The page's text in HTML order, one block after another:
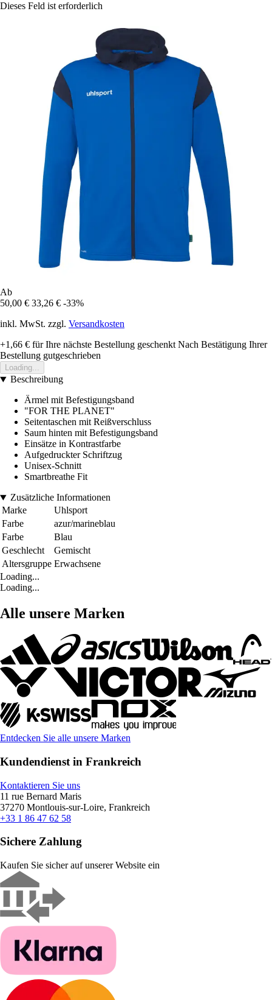
Dieses Feld ist erforderlich
Ab
50,00 € 33,26 € -33%
inkl. MwSt. zzgl. Versandkosten
+1,66 € für Ihre nächste Bestellung geschenkt Nach Bestätigung Ihrer
Bestellung gutgeschrieben
Loading...
Beschreibung
Ärmel mit Befestigungsband
"FOR THE PLANET"
Seitentaschen mit Reißverschluss
Saum hinten mit Befestigungsband
Einsätze in Kontrastfarbe
Aufgedruckter Schriftzug
Unisex-Schnitt
Smartbreathe Fit
Zusätzliche Informationen
Marke
Uhlsport
Farbe
azur/marineblau
Farbe
Blau
Geschlecht
Gemischt
Altersgruppe Erwachsene
Loading...
Loading...
Alle unsere Marken
Entdecken Sie alle unsere Marken
Kundendienst in Frankreich
Kontaktieren Sie uns
11 rue Bernard Maris
37270 Montlouis-sur-Loire, Frankreich
+33 1 86 47 62 58
Sichere Zahlung
Kaufen Sie sicher auf unserer Website ein